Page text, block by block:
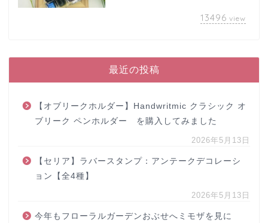
13496 view
最近の投稿
【オブリークホルダー】Handwritmic クラシック オ
ブリーク ペンホルダー を購入してみました
2026年5月13日
【セリア】ラバースタンプ：アンテークデコレーシ
ョン【全4種】
2026年5月13日
今年もフローラルガーデンおぶせへミモザを見に